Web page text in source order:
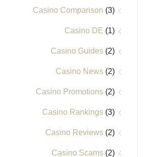
Casino Comparison (3)
Casino DE (1)
Casino Guides (2)
Casino News (2)
Casino Promotions (2)
Casino Rankings (3)
Casino Reviews (2)
Casino Scams (2)